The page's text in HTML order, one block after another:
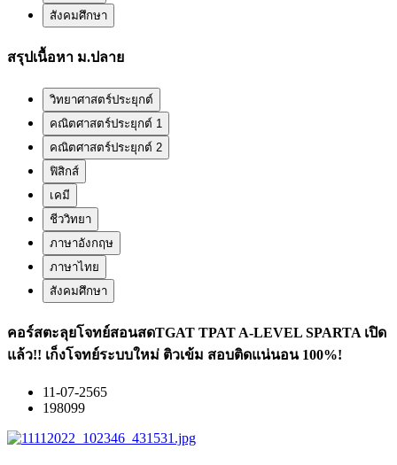
สังคมศึกษา
สรุปเนื้อหา ม.ปลาย
วิทยาศาสตร์ประยุกต์
คณิตศาสตร์ประยุกต์ 1
คณิตศาสตร์ประยุกต์ 2
ฟิสิกส์
เคมี
ชีววิทยา
ภาษาอังกฤษ
ภาษาไทย
สังคมศึกษา
คอร์สตะลุยโจทย์สอนสดTGAT TPAT A-LEVEL SPARTA เปิด
แล้ว!! เก็งโจทย์ระบบใหม่ ติวเข้ม สอบติดแน่นอน 100%!
11-07-2565
198099